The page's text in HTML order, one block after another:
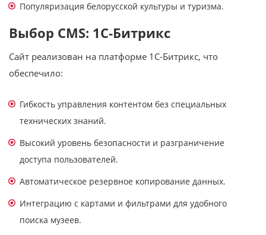
Популяризация белорусской культуры и туризма.
Выбор CMS: 1С-Битрикс
Сайт реализован на платформе 1С-Битрикс, что
обеспечило:
Гибкость управления контентом без специальных
технических знаний.
Высокий уровень безопасности и разграничение
доступа пользователей.
Автоматическое резервное копирование данных.
Интеграцию с картами и фильтрами для удобного
поиска музеев.